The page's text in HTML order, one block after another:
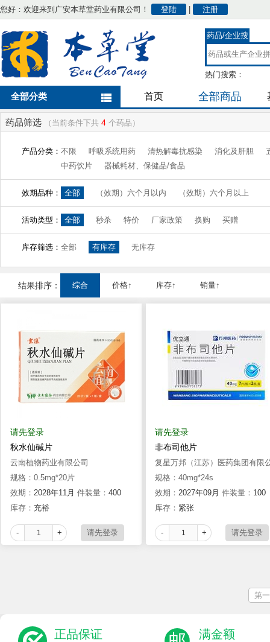
您好：欢迎来到广安本草堂药业有限公司！ 登陆 注册
药品/企业搜
索
热门搜索：
全部分类 首页 全部商品
药品筛选 （当前条件下共 4 个药品）
产品分类： 不限 呼吸系统用药 清热解毒抗感染 消化及肝胆
中药饮片
器械耗材、保健品/食品
效期品种： 全部 （效期）六个月以内 （效期）六个月以上
活动类型： 全部 秒杀 特价 厂家政策 换购 买赠
库存筛选： 全部 有库存 无库存
结果排序： 综合 价格↑ 库存↑ 销量↑
请先登录
秋水仙碱片
云南植物药业有限公司
规格：0.5mg*20片
效期： 2028年11月 件装量： 400
库存： 充裕
- +
请先登录
非布司他片
复星万邦（江苏）医药集团有限
司(原江苏万邦生化医药集团有限
任公司
规格：40mg*24s
效期： 2027年09月 件装量： 100
库存： 紧张
- +
第
正品保证 满金额